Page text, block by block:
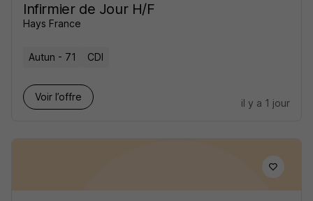
Infirmier de Jour H/F
Hays France
Autun - 71 CDI
Voir l’offre
il y a 1 jour